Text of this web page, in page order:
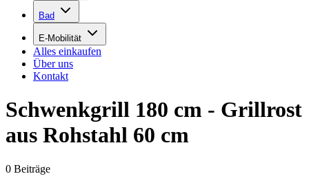
Bad
E-Mobilität
Alles einkaufen
Über uns
Kontakt
Schwenkgrill 180 cm - Grillrost
aus Rohstahl 60 cm
0 Beiträge